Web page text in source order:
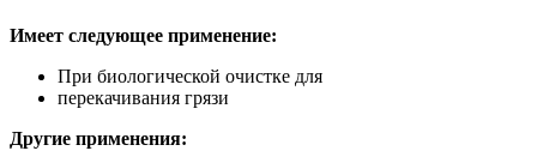
Имеет следующее применение:
При биологической очистке для
перекачивания грязи
Другие применения: